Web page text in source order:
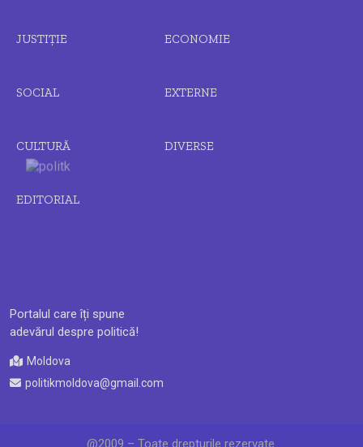
Portalul care îți spune
adevărul despre politică!
Moldova
politikmoldova@gmail.com
JUSTIȚIE ECONOMIE
SOCIAL EXTERNE
CULTURĂ DIVERSE
EDITORIAL
@2009 – Toate drepturile rezervate.